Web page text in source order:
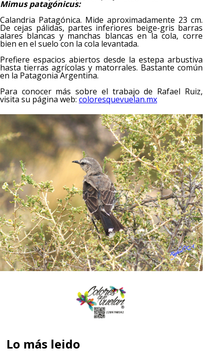
Mimus patagónicus:
Calandria Patagónica. Mide aproximadamente 23 cm.
De cejas pálidas, partes inferiores beige-gris barras
alares blancas y manchas blancas en la cola, corre
bien en el suelo con la cola levantada.
Prefiere espacios abiertos desde la estepa arbustiva
hasta tierras agrícolas y matorrales. Bastante común
en la Patagonia Argentina.
Para conocer más sobre el trabajo de Rafael Ruiz,
visita su página web: coloresquevuelan.mx
Lo más leido